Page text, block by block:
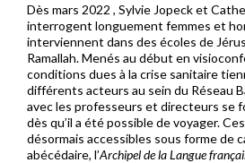
Dès mars 2022 , Sylvie Jopeck et
interrogent longuement femmes et
interviennent dans des écoles de
Ramallah. Menés au début en
conditions dues à la crise sanitaire
différents acteurs au sein du Réseau
avec les professeurs et directeurs se
dès qu’il a été possible de voyager.
désormais accessibles sous forme de
abécédaire, l’Archipel de la Langue